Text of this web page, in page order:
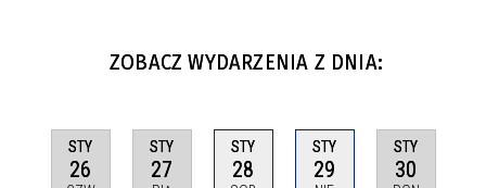
ZOBACZ WYDARZENIA Z DNIA:
STY
26
STY
27
STY
28
STY
29
STY
30